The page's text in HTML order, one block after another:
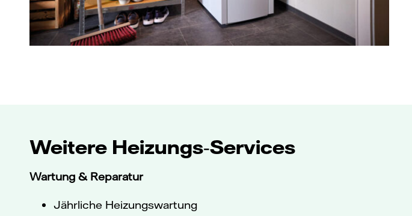
Weitere Heizungs‑Services
Wartung & Reparatur
Jährliche Heizungswartung